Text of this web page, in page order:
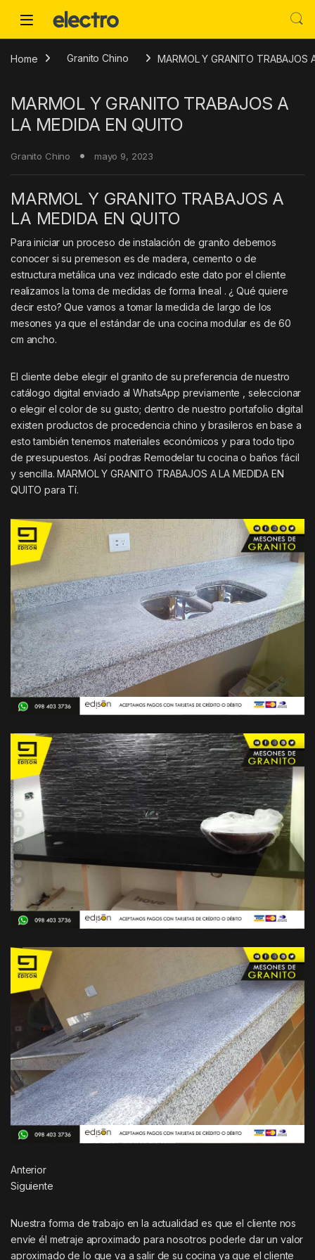
Home Granito Chino MARMOL Y GRANITO TRABAJOS
MARMOL Y GRANITO TRABAJOS A
LA MEDIDA EN QUITO
Granito Chino mayo 9, 2023
MARMOL Y GRANITO TRABAJOS A
LA MEDIDA EN QUITO
Para iniciar un proceso de instalación de granito debemos
conocer si su premeson es de madera, cemento o de
estructura metálica una vez indicado este dato por el cliente
realizamos la toma de medidas de forma lineal . ¿ Qué quiere
decir esto? Que vamos a tomar la medida de largo de los
mesones ya que el estándar de una cocina modular es de 60
cm ancho.
El cliente debe elegir el granito de su preferencia de nuestro
catálogo digital enviado al WhatsApp previamente , seleccionar
o elegir el color de su gusto; dentro de nuestro portafolio digital
existen productos de procedencia chino y brasileros en base a
esto también tenemos materiales económicos y para todo tipo
de presupuestos. Así podras Remodelar tu cocina o baños fácil
y sencilla. MARMOL Y GRANITO TRABAJOS A LA MEDIDA EN
QUITO para Tí.
Anterior
Siguiente
Nuestra forma de trabajo en la actualidad es que el cliente nos
envíe él metraje aproximado para nosotros poderle dar un valor
aproximado de lo que va a salir de su cocina ya que el cliente